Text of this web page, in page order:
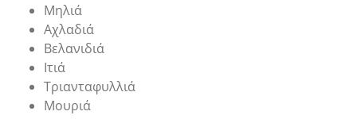
Μηλιά
Αχλαδιά
Βελανιδιά
Ιτιά
Τριανταφυλλιά
Μουριά